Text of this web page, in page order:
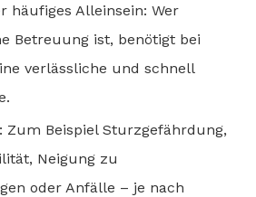
häufiges Alleinsein: Wer
Betreuung ist, benötigt bei
verlässliche und schnell
Zum Beispiel Sturzgefährdung,
Neigung zu
oder Anfälle – je nach